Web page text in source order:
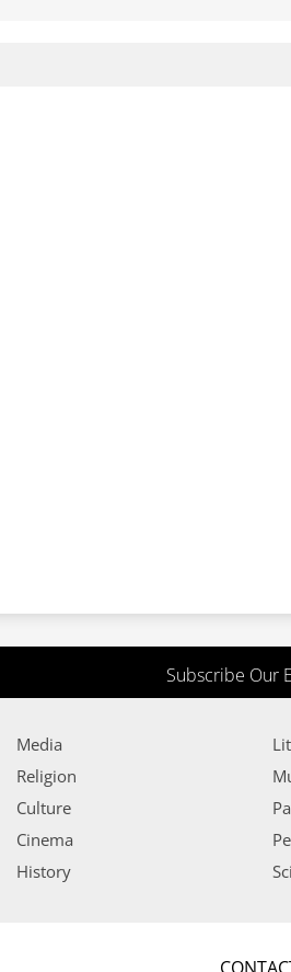
Subscribe Our
Media
Religion
Culture
Cinema
History